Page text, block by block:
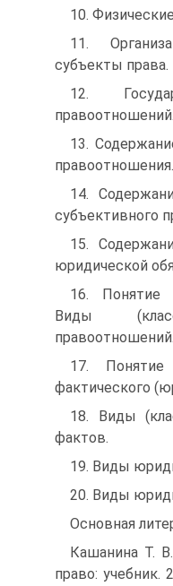
10.
11.
субъекты права.
12.
правоотношений.
13.
правоотношения.
14.
субъективного
15.
юридической
16. Понятие
Виды
правоотношений.
17.
фактического
18. Виды
фактов.
19. Виды
20. Виды
Основная
Кашанина Т.
право: учебник.